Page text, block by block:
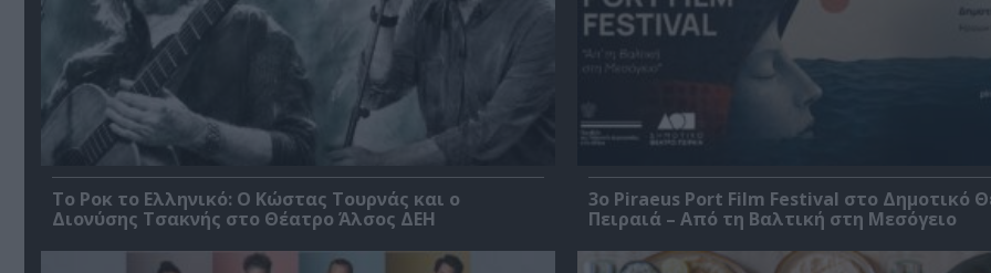
Το Ροκ το Ελληνικό: Ο Κώστας Τουρνάς και ο
Διονύσης Τσακνής στο Θέατρο Άλσος ΔΕΗ
3o Piraeus Port Film Festival στο Δημοτικό
Πειραιά – Από τη Βαλτική στη Μεσόγειο